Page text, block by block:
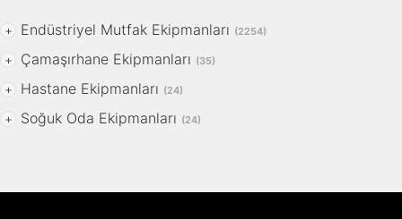
+ Endüstriyel Mutfak Ekipmanları (2254)
+ Çamaşırhane Ekipmanları (35)
+ Hastane Ekipmanları (24)
+ Soğuk Oda Ekipmanları (24)